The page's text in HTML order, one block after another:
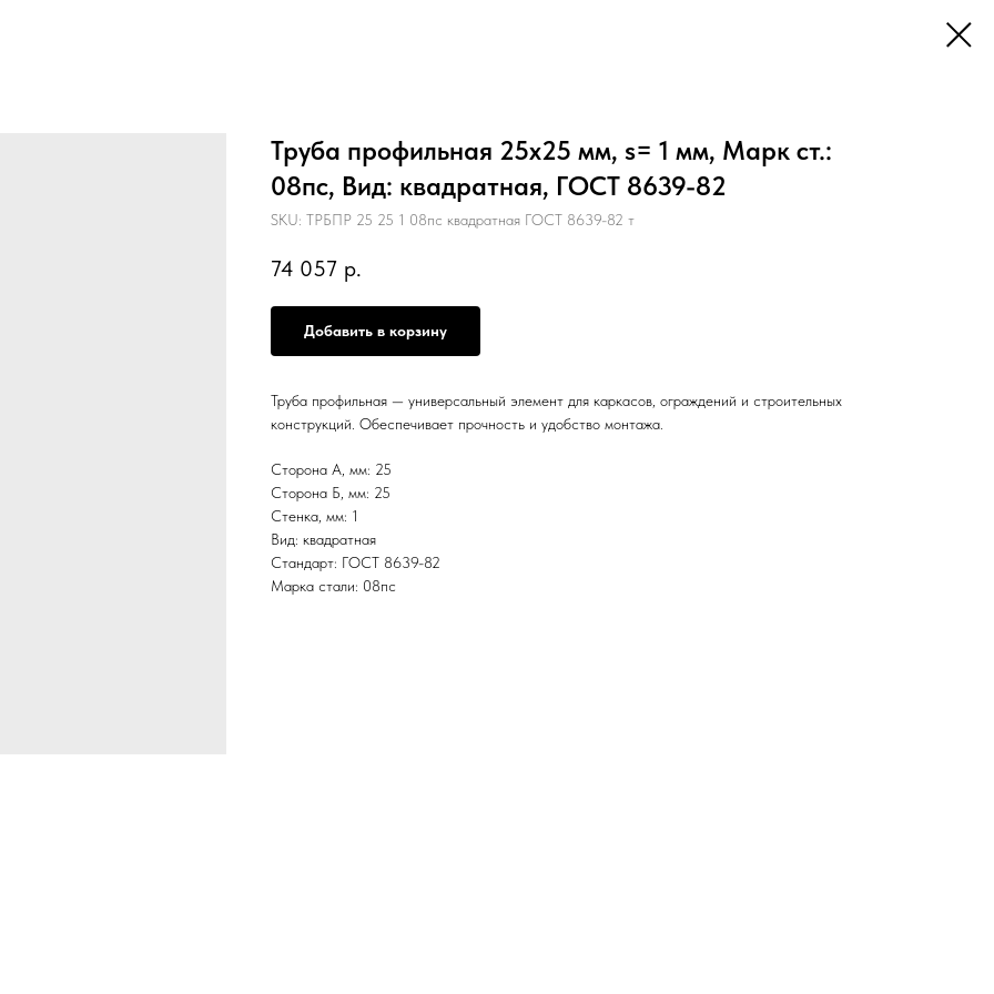
Труба профильная 25х25 мм, s= 1 мм, Марк ст.:
08пс, Вид: квадратная, ГОСТ 8639-82
SKU: ТРБПР 25 25 1 08пс квадратная ГОСТ 8639-82 т
74 057 р.
Добавить в корзину
Труба профильная — универсальный элемент для каркасов, ограждений и строительных
конструкций. Обеспечивает прочность и удобство монтажа.
Сторона А, мм: 25
Сторона Б, мм: 25
Стенка, мм: 1
Вид: квадратная
Стандарт: ГОСТ 8639-82
Марка стали: 08пс